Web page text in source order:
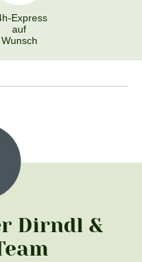
Express
auf
Wunsch
Dirndl &